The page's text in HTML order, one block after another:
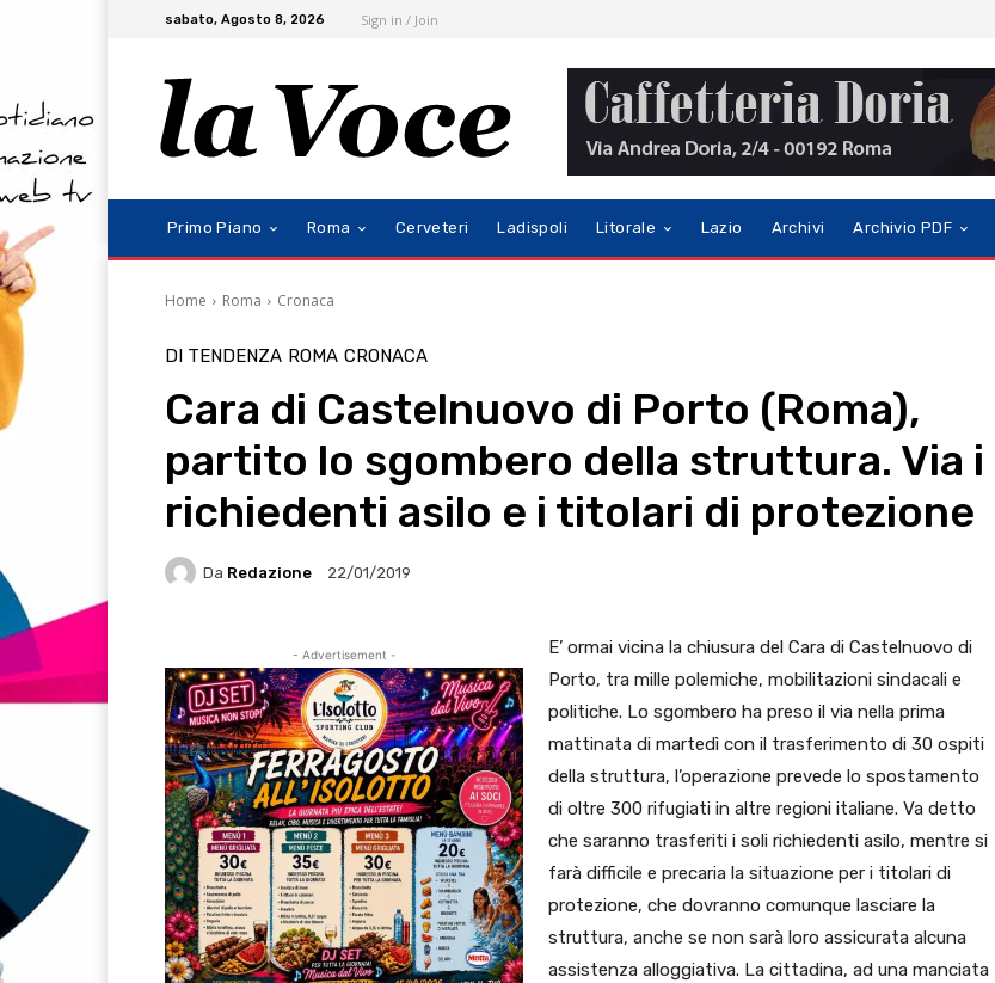
sabato, Agosto 8, 2026 Sign in / Join
Primo Piano Roma Cerveteri Ladispoli Litorale Lazio Archivi Archivio PDF
Home Roma Cronaca
DI TENDENZA ROMA CRONACA
Cara di Castelnuovo di Porto (Roma),
partito lo sgombero della struttura. Via i
richiedenti asilo e i titolari di protezione
Da Redazione 22/01/2019
- Advertisement -
E’ ormai vicina la chiusura del Cara di Castelnuovo di
Porto, tra mille polemiche, mobilitazioni sindacali e
politiche. Lo sgombero ha preso il via nella prima
mattinata di martedì con il trasferimento di 30 ospiti
della struttura, l’operazione prevede lo spostamento
di oltre 300 rifugiati in altre regioni italiane. Va detto
che saranno trasferiti i soli richiedenti asilo, mentre si
farà difficile e precaria la situazione per i titolari di
protezione, che dovranno comunque lasciare la
struttura, anche se non sarà loro assicurata alcuna
assistenza alloggiativa. La cittadina, ad una manciata